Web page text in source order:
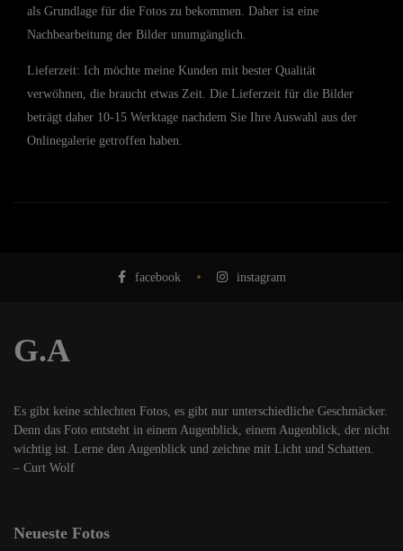
als Grundlage für die Fotos zu bekommen. Daher ist eine
Nachbearbeitung der Bilder unumgänglich.
Lieferzeit: Ich möchte meine Kunden mit bester Qualität
verwöhnen, die braucht etwas Zeit. Die Lieferzeit für die Bilder
beträgt daher 10-15 Werktage nachdem Sie Ihre Auswahl aus der
Onlinegalerie getroffen haben.
facebook instagram
G.A
Es gibt keine schlechten Fotos, es gibt nur unterschiedliche Geschmäcker.
Denn das Foto entsteht in einem Augenblick, einem Augenblick, der nicht
wichtig ist. Lerne den Augenblick und zeichne mit Licht und Schatten.
– Curt Wolf
Neueste Fotos